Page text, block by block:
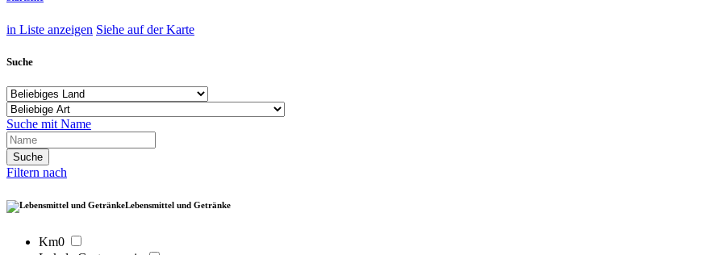
in Liste anzeigen Siehe auf der Karte
Suche
Suche mit Name
Filtern nach
Lebensmittel und Getränke
Km0